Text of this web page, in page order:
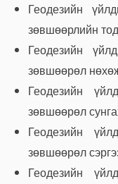
Геодезийн
зөвшөөрлийн
Геодезийн
зөвшөөрөл
Геодезийн
зөвшөөрөл
Геодезийн
зөвшөөрөл
Геодезийн